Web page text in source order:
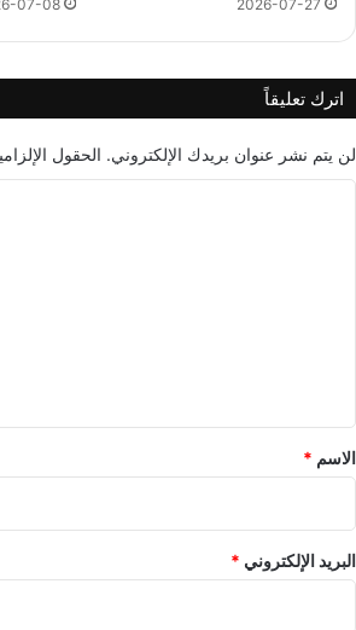
2026-07-27
07-08
اترك تعليقاً
لن يتم نشر عنوان بريدك الإلكتروني. الحقول
*
الاسم *
البريد الإلكتروني *